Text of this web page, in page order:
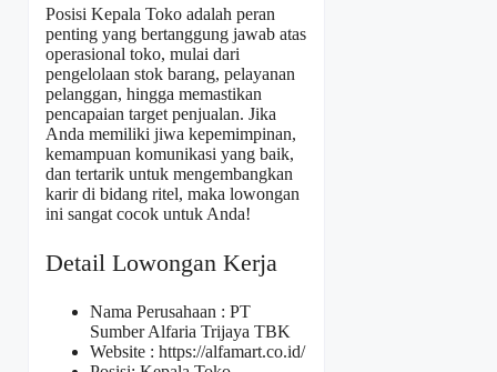
Posisi Kepala Toko adalah peran
penting yang bertanggung jawab atas
operasional toko, mulai dari
pengelolaan stok barang, pelayanan
pelanggan, hingga memastikan
pencapaian target penjualan. Jika
Anda memiliki jiwa kepemimpinan,
kemampuan komunikasi yang baik,
dan tertarik untuk mengembangkan
karir di bidang ritel, maka lowongan
ini sangat cocok untuk Anda!
Detail Lowongan Kerja
Nama Perusahaan : PT
Sumber Alfaria Trijaya TBK
Website : https://alfamart.co.id/